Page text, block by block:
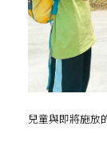
兒童與即將施放